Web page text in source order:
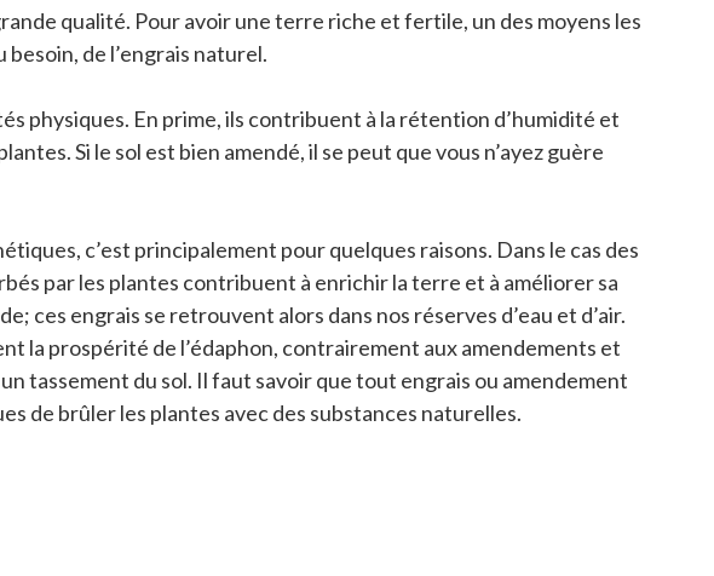
qualité. Pour avoir une terre riche et fertile, un des moyens les
de l’engrais naturel.
physiques. En prime, ils contribuent à la rétention d’humidité et
Si le sol est bien amendé, il se peut que vous n’ayez guère
c’est principalement pour quelques raisons. Dans le cas des
par les plantes contribuent à enrichir la terre et à améliorer sa
ces engrais se retrouvent alors dans nos réserves d’eau et d’air.
la prospérité de l’édaphon, contrairement aux amendements et
tassement du sol. Il faut savoir que tout engrais ou amendement
de brûler les plantes avec des substances naturelles.